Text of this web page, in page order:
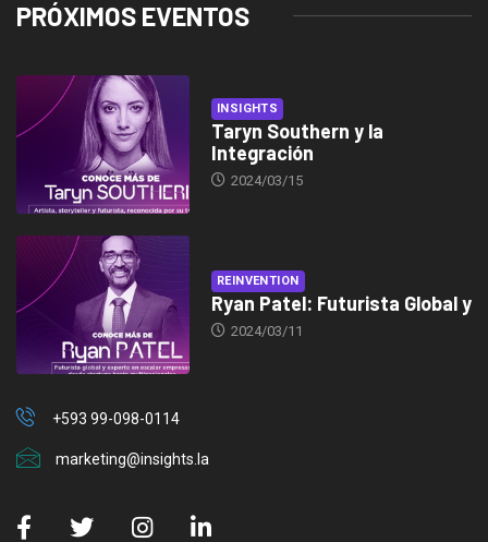
PRÓXIMOS EVENTOS
INSIGHTS
Taryn Southern y la
Integración
2024/03/15
REINVENTION
Ryan Patel: Futurista Global y
2024/03/11
+593 99-098-0114
marketing@insights.la